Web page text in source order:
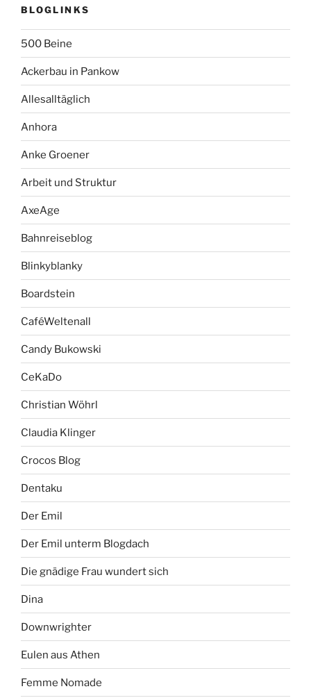
BLOGLINKS
500 Beine
Ackerbau in Pankow
Allesalltäglich
Anhora
Anke Groener
Arbeit und Struktur
AxeAge
Bahnreiseblog
Blinkyblanky
Boardstein
CaféWeltenall
Candy Bukowski
CeKaDo
Christian Wöhrl
Claudia Klinger
Crocos Blog
Dentaku
Der Emil
Der Emil unterm Blogdach
Die gnädige Frau wundert sich
Dina
Downwrighter
Eulen aus Athen
Femme Nomade